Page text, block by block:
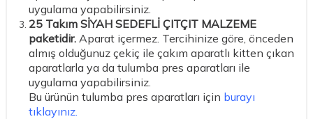
uygulama yapabilirsiniz.
25 Takım SİYAH SEDEFLİ ÇITÇIT MALZEME
paketidir. Aparat içermez. Tercihinize göre, önceden
almış olduğunuz çekiç ile çakım aparatlı kitten çıkan
aparatlarla ya da tulumba pres aparatları ile
uygulama yapabilirsiniz.
Bu ürünün tulumba pres aparatları için burayı
tıklayınız.